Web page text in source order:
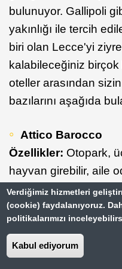
bulunuyor. Gallipoli
yakınlığı ile tercih
biri olan Lecce'yi
kalabileceğiniz
oteller arasından
bazılarını aşağıda
Attico Barocco
Özellikler: Otopark,
hayvan girebilir, aile
sigara içilmeyen
Fiyat: Geceliği 71 € -
odalar için ortalama
Detaylı bilgi için
Verdiğimiz hizmetleri
(cookie) faydalanıyoruz.
politikalarımızı
Kabul ediyorum